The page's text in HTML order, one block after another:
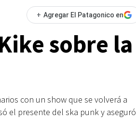
+ Agregar El Patagonico en
sobre la
con un show que se volverá a
el presente del ska punk y aseguró